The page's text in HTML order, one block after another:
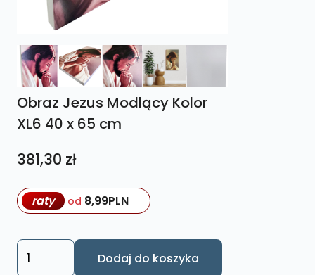
Obraz Jezus Modlący Kolor
XL6 40 x 65 cm
381,30 zł
raty od 8,99PLN
ilość
Obraz
Dodaj do koszyka